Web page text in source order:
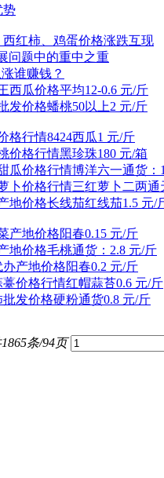
势
红柿、鸡蛋价格涨跌互现
问题中的重中之重
谁赚钱？
西瓜价格平均12-0.6 元/斤
发价格蟠桃50以上2 元/斤
格行情8424西瓜1 元/斤
价格行情黑珍珠180 元/箱
瓜价格行情博洋六一通货：
卜价格行情三红萝卜二两通
地价格长线茄红线茄1.5 元/
产地价格阳春0.15 元/斤
地价格毛桃通货：2.8 元/斤
产地价格阳春0.2 元/斤
价格行情红帽蒜苔0.6 元/斤
发价格硬粉通货0.8 元/斤
条/94页